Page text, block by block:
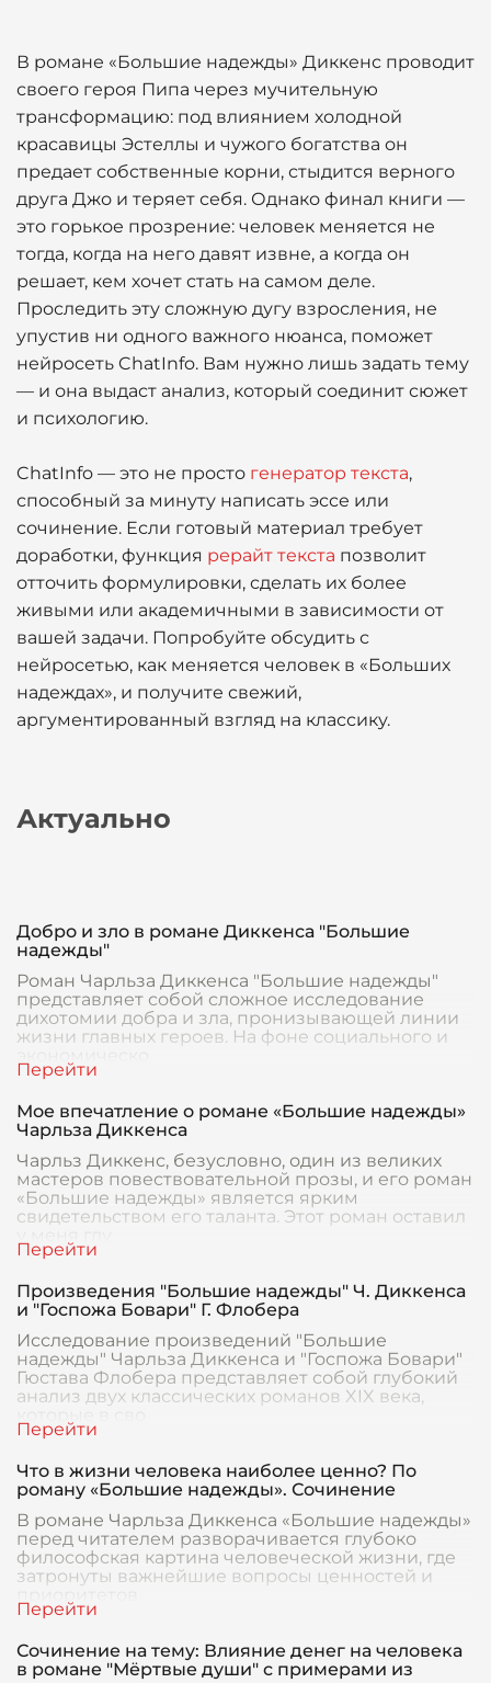
В романе «Большие надежды» Диккенс проводит
своего героя Пипа через мучительную
трансформацию: под влиянием холодной
красавицы Эстеллы и чужого богатства он
предает собственные корни, стыдится верного
друга Джо и теряет себя. Однако финал книги —
это горькое прозрение: человек меняется не
тогда, когда на него давят извне, а когда он
решает, кем хочет стать на самом деле.
Проследить эту сложную дугу взросления, не
упустив ни одного важного нюанса, поможет
нейросеть ChatInfo. Вам нужно лишь задать тему
— и она выдаст анализ, который соединит сюжет
и психологию.
ChatInfo — это не просто генератор текста,
способный за минуту написать эссе или
сочинение. Если готовый материал требует
доработки, функция рерайт текста позволит
отточить формулировки, сделать их более
живыми или академичными в зависимости от
вашей задачи. Попробуйте обсудить с
нейросетью, как меняется человек в «Больших
надеждах», и получите свежий,
аргументированный взгляд на классику.
Актуально
Добро и зло в романе Диккенса "Большие
надежды"
Роман Чарльза Диккенса "Большие надежды"
представляет собой сложное исследование
дихотомии добра и зла, пронизывающей линии
жизни главных героев. На фоне социального и
Мое впечатление о романе «Большие надежды»
Чарльза Диккенса
Чарльз Диккенс, безусловно, один из великих
мастеров повествовательной прозы, и его роман
«Большие надежды» является ярким
свидетельством его таланта. Этот роман оставил
Произведения "Большие надежды" Ч. Диккенса
и "Госпожа Бовари" Г. Флобера
Исследование произведений "Большие
надежды" Чарльза Диккенса и "Госпожа Бовари"
Гюстава Флобера представляет собой глубокий
анализ двух классических романов XIX века,
Что в жизни человека наиболее ценно? По
роману «Большие надежды». Сочинение
В романе Чарльза Диккенса «Большие надежды»
перед читателем разворачивается глубоко
философская картина человеческой жизни, где
затронуты важнейшие вопросы ценностей и
Сочинение на тему: Влияние денег на человека
в романе "Мёртвые души" с примерами из